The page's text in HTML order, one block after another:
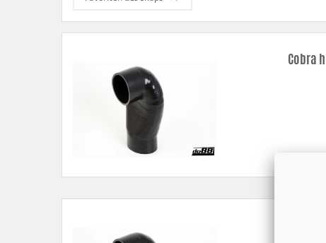
Cobra